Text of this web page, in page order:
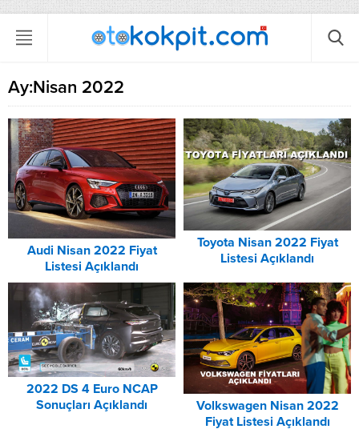
Ay:Nisan 2022
Audi Nisan 2022 Fiyat
Listesi Açıklandı
Toyota Nisan 2022 Fiyat
Listesi Açıklandı
2022 DS 4 Euro NCAP
Sonuçları Açıklandı
Volkswagen Nisan 2022
Fiyat Listesi Açıklandı